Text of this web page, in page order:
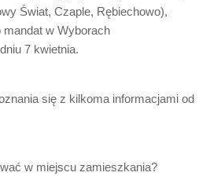
Świat, Czaple, Rębiechowo),
mandat w Wyborach
7 kwietnia.
się z kilkoma informacjami od
w miejscu zamieszkania?